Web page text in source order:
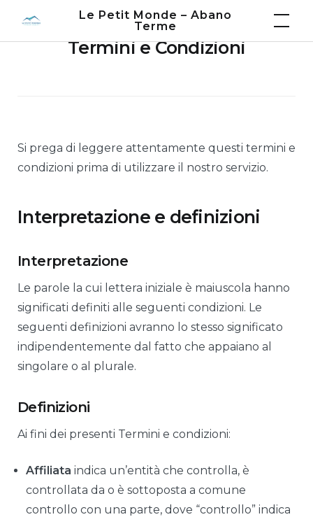
Le Petit Monde – Abano
Terme
Termini e Condizioni
Si prega di leggere attentamente questi termini e
condizioni prima di utilizzare il nostro servizio.
Interpretazione e definizioni
Interpretazione
Le parole la cui lettera iniziale è maiuscola hanno
significati definiti alle seguenti condizioni. Le
seguenti definizioni avranno lo stesso significato
indipendentemente dal fatto che appaiano al
singolare o al plurale.
Definizioni
Ai fini dei presenti Termini e condizioni:
Affiliata indica un’entità che controlla, è
controllata da o è sottoposta a comune
controllo con una parte, dove “controllo” indica